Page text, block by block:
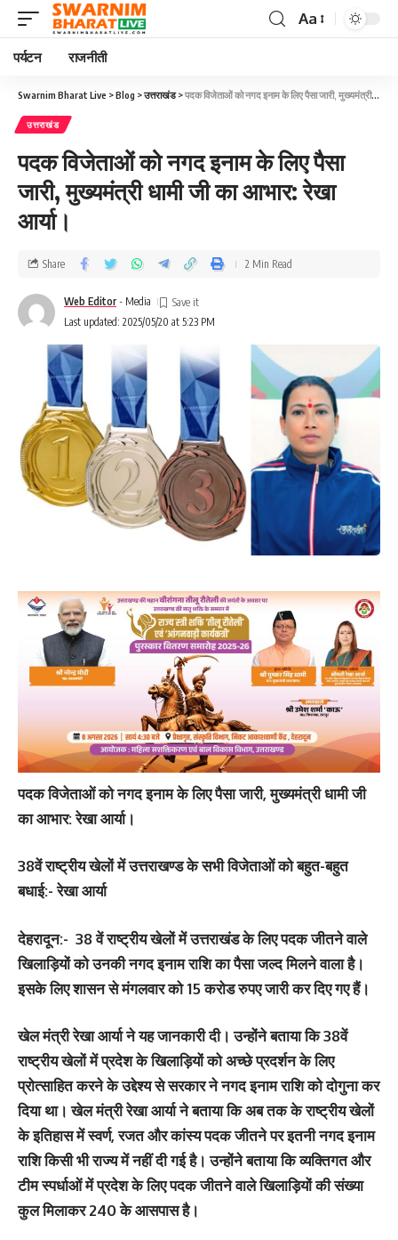
Aa
पर्यटन राजनीती
Swarnim Bharat Live >Blog >उत्तराखंड>पदक विजेताओं को नगद इनाम के लिए पैसा जारी, मुख्यमंत्री धामी जी का आभार: रेखा आर्या।
उत्तराखंड
पदक विजेताओं को नगद इनाम के लिए पैसा
जारी, मुख्यमंत्री धामी जी का आभार: रेखा
आर्या।
Last updated: 2025/05/20 at 5:23 PM
Web Editor - Media
Share 2 Min Read
पदक विजेताओं को नगद इनाम के लिए पैसा जारी, मुख्यमंत्री धामी जी
का आभार: रेखा आर्या।
38वें राष्ट्रीय खेलों में उत्तराखण्ड के सभी विजेताओं को बहुत-बहुत
बधाई:- रेखा आर्या
देहरादून:- 38 वें राष्ट्रीय खेलों में उत्तराखंड के लिए पदक जीतने वाले
खिलाड़ियों को उनकी नगद इनाम राशि का पैसा जल्द मिलने वाला है।
इसके लिए शासन से मंगलवार को 15 करोड रुपए जारी कर दिए गए हैं।
खेल मंत्री रेखा आर्या ने यह जानकारी दी। उन्होंने बताया कि 38वें
राष्ट्रीय खेलों में प्रदेश के खिलाड़ियों को अच्छे प्रदर्शन के लिए
प्रोत्साहित करने के उद्देश्य से सरकार ने नगद इनाम राशि को दोगुना कर
दिया था। खेल मंत्री रेखा आर्या ने बताया कि अब तक के राष्ट्रीय खेलों
के इतिहास में स्वर्ण, रजत और कांस्य पदक जीतने पर इतनी नगद इनाम
राशि किसी भी राज्य में नहीं दी गई है। उन्होंने बताया कि व्यक्तिगत और
टीम स्पर्धाओं में प्रदेश के लिए पदक जीतने वाले खिलाड़ियों की संख्या
कुल मिलाकर 240 के आसपास है।